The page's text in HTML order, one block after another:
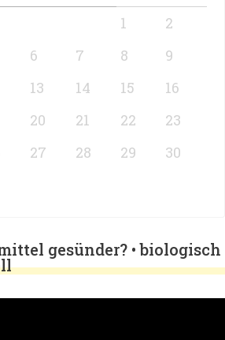
1
2
6 7 8
9
13 14 15
16
20 21 22
23
27 28 29
30
gesünder? • biologisch